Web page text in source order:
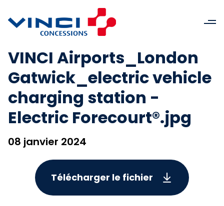
VINCI Airports_London
Gatwick_electric vehicle
charging station -
Electric Forecourt®.jpg
08 janvier 2024
Télécharger le fichier